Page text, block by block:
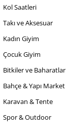
Kol Saatleri
Takı ve Aksesuar
Kadın Giyim
Çocuk Giyim
Bitkiler ve Baharatlar
Bahçe & Yapı Market
Karavan & Tente
Spor & Outdoor